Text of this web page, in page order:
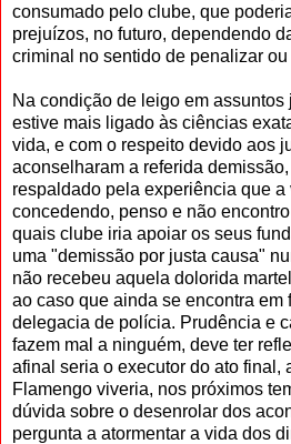
consumado pelo clube, que
prejuízos, no futuro, dependendo
criminal no sentido de penalizar ou
Na condição de leigo em
estive mais ligado às ciências
vida, e com o respeito devido aos
aconselharam a referida
respaldado pela experiência que a
concedendo, penso e não
quais clube iria apoiar os seus
uma "demissão por justa causa"
não recebeu aquela dolorida
ao caso que ainda se encontra em
delegacia de polícia. Prudência e
fazem mal a ninguém, deve ter
afinal seria o executor do ato final,
Flamengo viveria, nos próximos
dúvida sobre o desenrolar dos
pergunta a atormentar a vida dos